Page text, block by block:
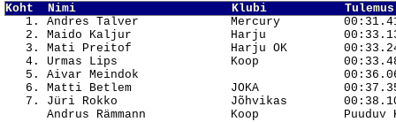
Koht  Nimi                      Klubi
1. Andres Talver             Mercury
2. Maido Kaljur              Harju
3. Mati Preitof              Harju OK
4. Urmas Lips                Koop
5. Aivar Meindok
6. Matti Betlem              JOKA
7. Jüri Rokko                Jõhvikas
Andrus Rämmann            Koop            Puuduv